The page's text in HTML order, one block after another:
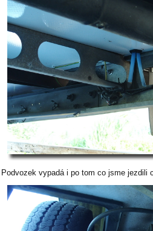
Podvozek vypadá i po tom co jsme jezdili